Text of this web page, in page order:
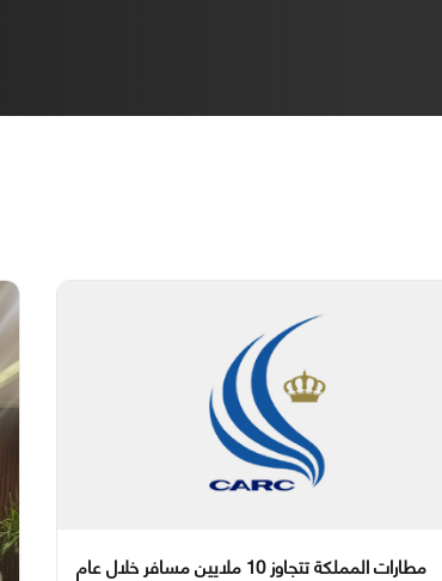
مطارات المملكة تتجاوز 10 ملايين مسافر خلال عام